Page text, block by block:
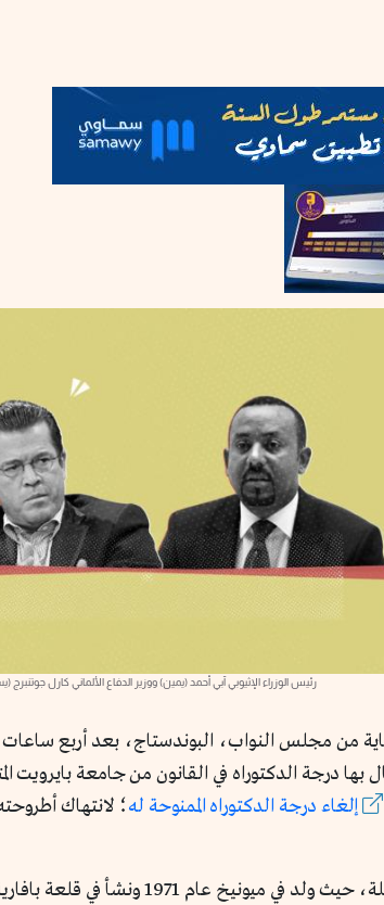
رئيس الوزراء الإثيوبي آبي أحمد (يمين) ووزير الدفاع الألماني كارل جوتنبرج
كارل جوتنبرج مرهقاً للغاية من مجلس النواب، البوندستاج، بعد
درجة الدكتوراه في القانون من جامعة بايرويت
إلغاء درجة الدكتوراه الممنوحة له؛ لانتهاك
كان كارل جوتنبرج وقتها الوزير الأكثر شعبية في ألمانيا، فهو فضلاً عن جذوره